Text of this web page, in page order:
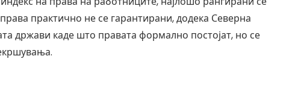
практично не се гарантирани, додека Северна
држави каде што правата формално постојат, но се